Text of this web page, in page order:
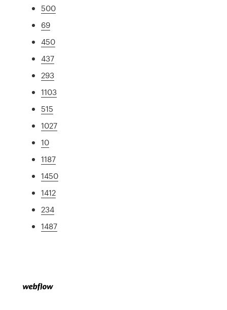
500
69
450
437
293
1103
515
1027
10
1187
1450
1412
234
1487